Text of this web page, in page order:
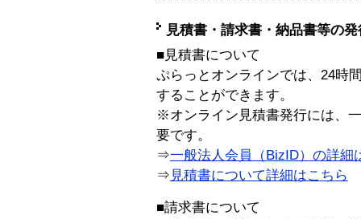
見積書・請求書・納品書等の
■見積書について
ぷらっとオンラインでは、24時
することができます。
※オンライン見積書発行には、
要です。
⇒一般法人会員（BizID）の詳細
⇒ 見積書について詳細はこちら
■請求書について